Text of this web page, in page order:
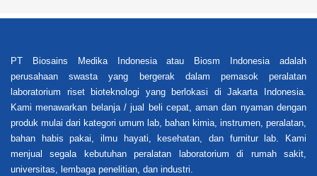
PT Biosains Medika Indonesia atau Biosm Indonesia adalah
perusahaan swasta yang bergerak dalam pemasok peralatan
laboratorium riset bioteknologi yang berlokasi di Jakarta Indonesia.
Kami menawarkan belanja / jual beli cepat, aman dan nyaman dengan
produk mulai dari kategori umum lab, bahan kimia, instrumen, peralatan,
bahan habis pakai, ilmu hayati, kesehatan, dan furnitur lab. Kami
menjual segala kebutuhan peralatan laboratorium di rumah sakit,
universitas, lembaga penelitian, dan industri.